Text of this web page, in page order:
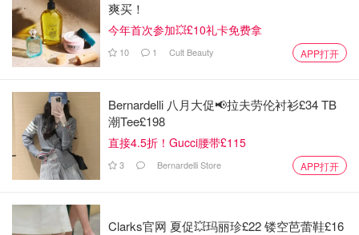
爽买！
今年首次参加💥£10礼卡免费拿
10 1 Cult Beauty APP打开
Bernardelli 八月大促📢拉夫劳伦衬衫£34 TB
潮Tee£198
直接4.5折！Gucci腰带£115
3 Bernardelli Store APP打开
Clarks官网 夏促💥玛丽珍£22 镂空芭蕾鞋£16